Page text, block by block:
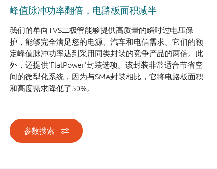
峰值脉冲功率翻倍，电路板面积减半
我们的单向TVS二极管能够提供高质量的瞬时过电压保
护，能够完全满足您的电源、汽车和电信需求。它们的额
定峰值脉冲功率达到采用同类封装的竞争产品的两倍。此
外，还提供‘FlatPower’封装选项。该封装非常适合节省空
间的微型化系统，因为与SMA封装相比，它将电路板面积
和高度需求降低了50%。
参数搜索